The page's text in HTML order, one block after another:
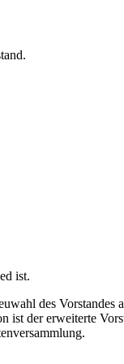
ist.
des Vorstandes
ist der erweiterte